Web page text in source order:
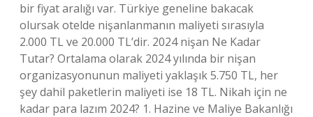
bir fiyat aralığı var. Türkiye geneline bakacak
olursak otelde nişanlanmanın maliyeti sırasıyla
2.000 TL ve 20.000 TL’dir. 2024 nişan Ne Kadar
Tutar? Ortalama olarak 2024 yılında bir nişan
organizasyonunun maliyeti yaklaşık 5.750 TL, her
şey dahil paketlerin maliyeti ise 18 TL. Nikah için ne
kadar para lazım 2024? 1. Hazine ve Maliye Bakanlığı